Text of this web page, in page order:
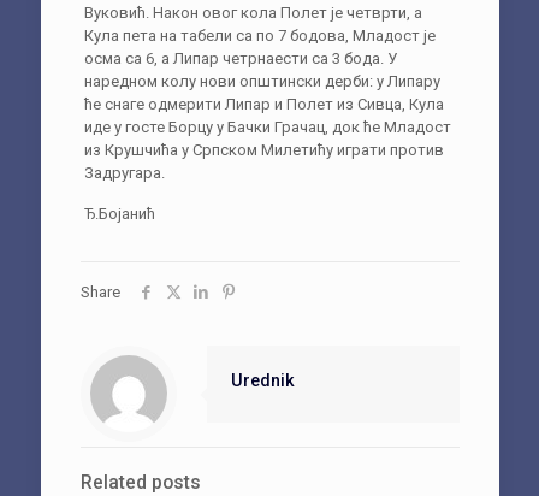
Вуковић. Након овог кола Полет је четврти, а
Кула пета на табели са по 7 бодова, Младост је
осма са 6, а Липар четрнаести са 3 бода. У
наредном колу нови општински дерби: у Липару
ће снаге одмерити Липар и Полет из Сивца, Кула
иде у госте Борцу у Бачки Грачац, док ће Младост
из Крушчића у Српском Милетићу играти против
Задругара.
Ђ.Бојанић
Share
Urednik
Related posts